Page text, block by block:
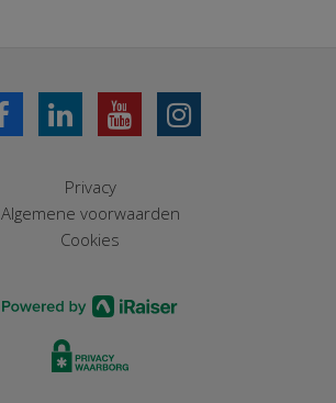
Privacy
Algemene voorwaarden
Cookies